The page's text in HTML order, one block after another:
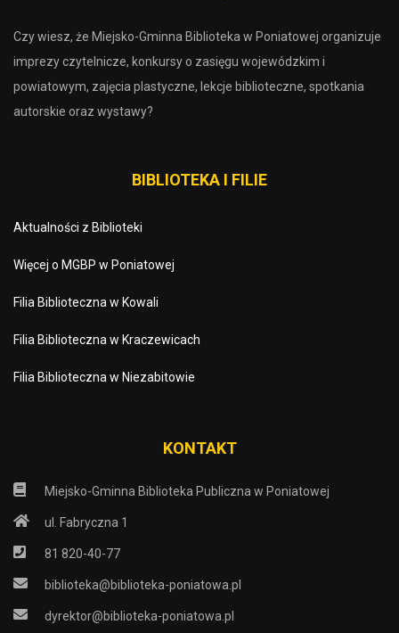
Czy wiesz, że Miejsko-Gminna Biblioteka w Poniatowej organizuje
imprezy czytelnicze, konkursy o zasięgu wojewódzkim i
powiatowym, zajęcia plastyczne, lekcje biblioteczne, spotkania
autorskie oraz wystawy?
BIBLIOTEKA I FILIE
Aktualności z Biblioteki
Więcej o MGBP w Poniatowej
Filia Biblioteczna w Kowali
Filia Biblioteczna w Kraczewicach
Filia Biblioteczna w Niezabitowie
KONTAKT
Miejsko-Gminna Biblioteka Publiczna w Poniatowej
ul. Fabryczna 1
81 820-40-77
biblioteka@biblioteka-poniatowa.pl
dyrektor@biblioteka-poniatowa.pl